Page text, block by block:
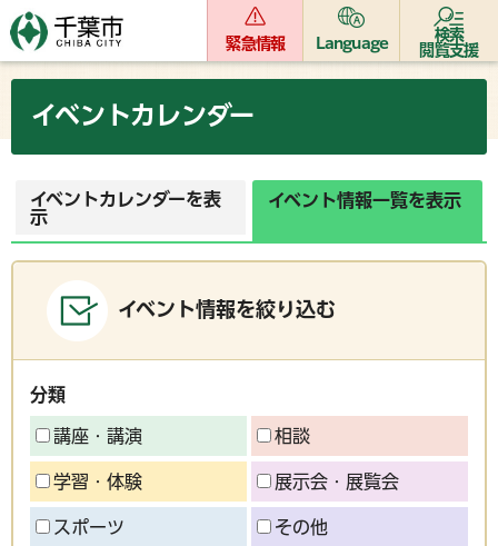
緊急情報 Language
検索
閲覧支援
イベントカレンダー
イベントカレンダーを表
示
イベント情報一覧を表示
イベント情報を絞り込む
分類
講座・講演 相談
学習・体験 展示会・展覧会
スポーツ その他